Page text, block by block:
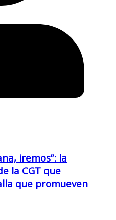
iremos”: la
la CGT que
que promueven